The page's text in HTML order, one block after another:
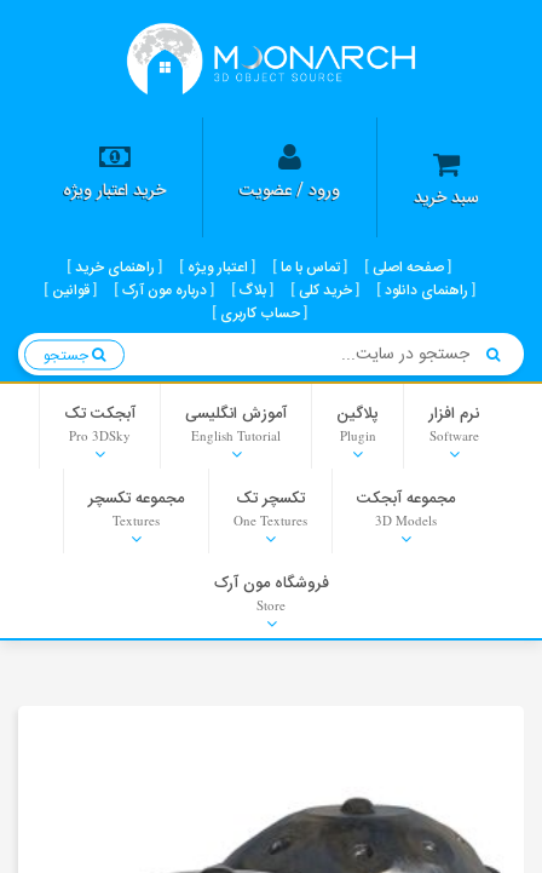
سبد خرید ورود / عضویت خرید اعتبار ویژه
صفحه اصلی تماس با ما اعتبار ویژه
راهنمای خرید
راهنمای دانلود
خرید کلی بلاگ درباره مون آرک
قوانین
حساب کاربری
نرم افزار
Software
پلاگین
Plugin
آموزش انگلیسی
English Tutorial
آبجکت تک
Pro 3DSky
مجموعه آبجکت
3D Models
تکسچر تک
One Textures
مجموعه تکسچر
Textures
PNG-PSD
فروشگاه مون آرک
Store